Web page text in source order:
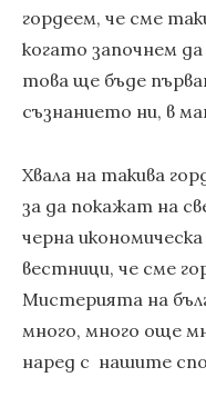
гордеем, че сме
когато започнем
това ще бъде
съзнанието ни, в
Хвала на такива
за да покажат на
черна
вестници, че сме
Мистерията на
много, много още
наред с нашите